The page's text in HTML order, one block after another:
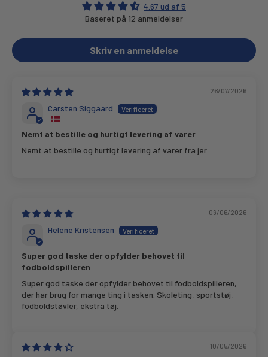
4.67 ud af 5
Baseret på 12 anmeldelser
Skriv en anmeldelse
26/07/2026
Carsten Siggaard
Nemt at bestille og hurtigt levering af varer
Nemt at bestille og hurtigt levering af varer fra jer
09/06/2026
Helene Kristensen
Super god taske der opfylder behovet til
fodboldspilleren
Super god taske der opfylder behovet til fodboldspilleren,
der har brug for mange ting i tasken. Skoleting, sportstøj,
fodboldstøvler, ekstra tøj.
10/05/2026